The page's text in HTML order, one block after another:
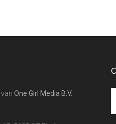
One Girl Media B.V.